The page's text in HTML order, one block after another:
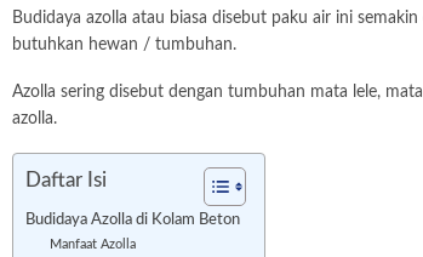
Budidaya azolla atau biasa disebut paku air ini
butuhkan hewan / tumbuhan.
Azolla sering disebut dengan tumbuhan mata lele,
azolla.
Daftar Isi
Budidaya Azolla di Kolam Beton
Manfaat Azolla